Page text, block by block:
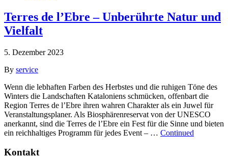
Terres de l’Ebre – Unberührte Natur und
Vielfalt
5. Dezember 2023
By service
Wenn die lebhaften Farben des Herbstes und die ruhigen Töne des
Winters die Landschaften Kataloniens schmücken, offenbart die
Region Terres de l’Ebre ihren wahren Charakter als ein Juwel für
Veranstaltungsplaner. Als Biosphärenreservat von der UNESCO
anerkannt, sind die Terres de l’Ebre ein Fest für die Sinne und bieten
ein reichhaltiges Programm für jedes Event – … Continued
Kontakt